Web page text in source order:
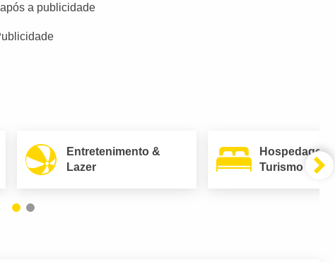
a publicidade
Entretenimento &
Lazer
Hospedagem
Turismo